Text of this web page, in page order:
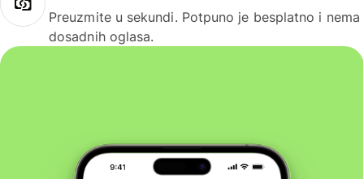
Preuzmite u sekundi. Potpuno je besplatno i nema
dosadnih oglasa.